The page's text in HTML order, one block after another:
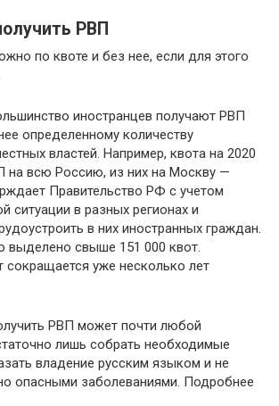
РВП
по квоте и без нее, если для этого
иностранцев получают РВП
определенному количеству
властей. Например, квота на 2020
на всю Россию, из них на Москву —
Правительство РФ с учетом
ситуации в разных регионах и
в них иностранных граждан.
выделено свыше 151 000 квот.
сокращается уже несколько лет
РВП может почти любой
лишь собрать необходимые
владение русским языком и не
опасными заболеваниями. Подробнее